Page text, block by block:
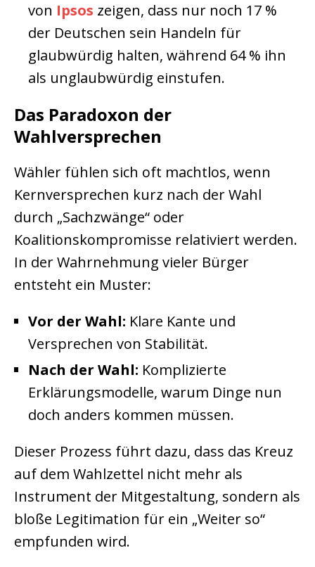
von Ipsos zeigen, dass nur noch 17 %
der Deutschen sein Handeln für
glaubwürdig halten, während 64 % ihn
als unglaubwürdig einstufen.
Das Paradoxon der
Wahlversprechen
Wähler fühlen sich oft machtlos, wenn
Kernversprechen kurz nach der Wahl
durch „Sachzwänge“ oder
Koalitionskompromisse relativiert werden.
In der Wahrnehmung vieler Bürger
entsteht ein Muster:
Vor der Wahl: Klare Kante und
Versprechen von Stabilität.
Nach der Wahl: Komplizierte
Erklärungsmodelle, warum Dinge nun
doch anders kommen müssen.
Dieser Prozess führt dazu, dass das Kreuz
auf dem Wahlzettel nicht mehr als
Instrument der Mitgestaltung, sondern als
bloße Legitimation für ein „Weiter so“
empfunden wird.